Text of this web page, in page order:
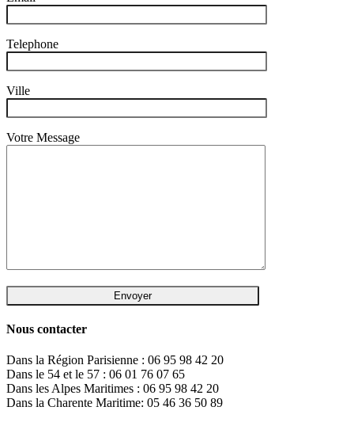
Telephone
Ville
Votre Message
Nous contacter
Dans la Région Parisienne : 06 95 98 42 20
Dans le 54 et le 57 : 06 01 76 07 65
Dans les Alpes Maritimes : 06 95 98 42 20
Dans la Charente Maritime: 05 46 36 50 89